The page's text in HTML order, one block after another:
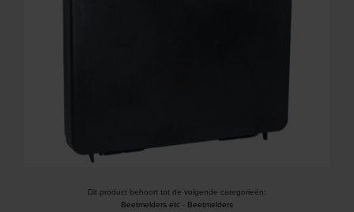
Dit product behoort tot de volgende categorieën:
Beetmelders etc - Beetmelders